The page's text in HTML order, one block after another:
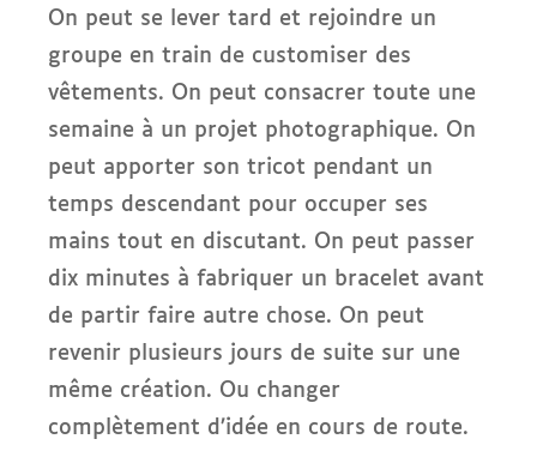
On peut se lever tard et rejoindre un
groupe en train de customiser des
vêtements. On peut consacrer toute une
semaine à un projet photographique. On
peut apporter son tricot pendant un
temps descendant pour occuper ses
mains tout en discutant. On peut passer
dix minutes à fabriquer un bracelet avant
de partir faire autre chose. On peut
revenir plusieurs jours de suite sur une
même création. Ou changer
complètement d’idée en cours de route.